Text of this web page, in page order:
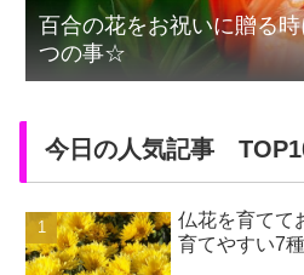
百合の花をお祝いに贈る
つの事☆
今日の人気記事
仏花を育てて
育てやすい7